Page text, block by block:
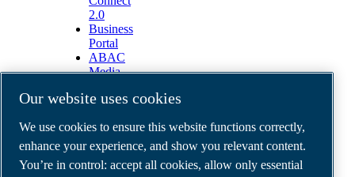
2.0
Business
Portal
ABAC
Media
Legal & Privacy Notices
Order return form
Order claim form
Our website uses cookies
We use cookies to ensure this website functions correctly,
enhance your experience, and show you relevant content.
You’re in control: accept all cookies, allow only essential